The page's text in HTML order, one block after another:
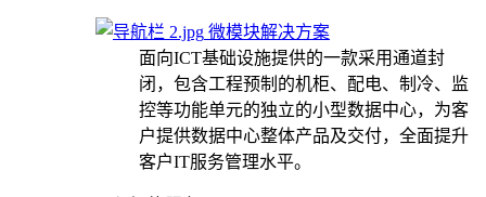
微模块解决方案
面向ICT基础设施提供的一款采用通道封
闭，包含工程预制的机柜、配电、制冷、监
控等功能单元的独立的小型数据中心，为客
户提供数据中心整体产品及交付，全面提升
客户IT服务管理水平。